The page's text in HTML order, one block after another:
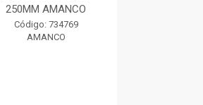
250MM AMANCO
Código: 734769
AMANCO